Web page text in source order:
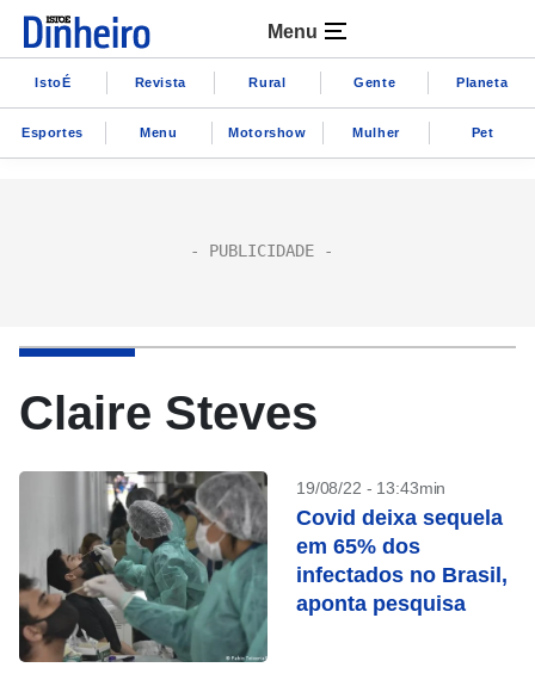
Menu
IstoÉ Revista Rural Gente Planeta
Esportes Menu Motorshow Mulher Pet
Claire Steves
19/08/22 - 13:43min
Covid deixa sequela
em 65% dos
infectados no Brasil,
aponta pesquisa